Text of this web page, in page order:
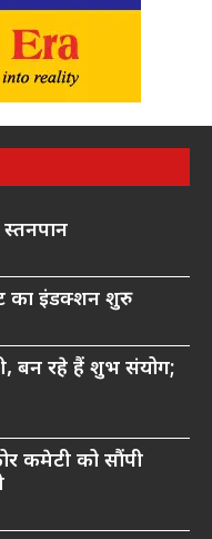
का इंडक्शन शुरु
बन रहे हैं शुभ संयोग;
कमेटी को सौंपी